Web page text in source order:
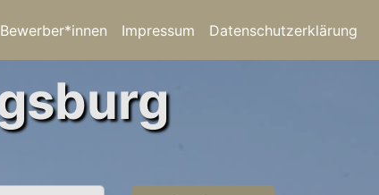
Impressum Datenschutzerklärung